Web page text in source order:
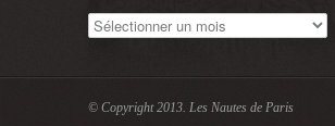
Archives
© Copyright 2013. Les Nautes de Paris